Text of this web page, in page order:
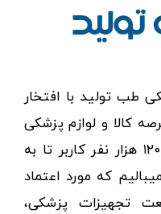
طب تولید با افتخار
در عرصه کالا و لوازم پزشکی
توانسته مورد اعتماد بیش از ۱۲۰ هزار نفر کاربر تا به
که مورد اعتماد
تجهیزات پزشکی،